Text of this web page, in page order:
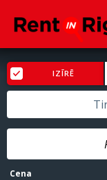
IZĪRĒ
Cena